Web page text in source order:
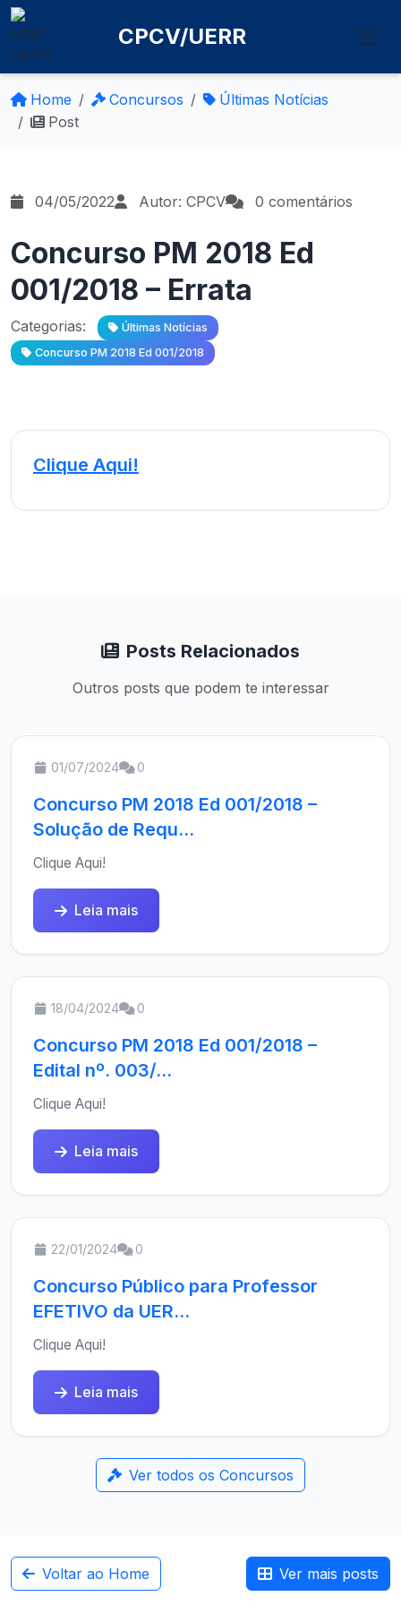
CPCV/UERR
Home Concursos
Últimas Notícias
Post
04/05/2022 Autor: CPCV 0 comentários
Concurso PM 2018 Ed
001/2018 – Errata
Categorias:
Últimas Notícias
Concurso PM 2018 Ed 001/2018
Clique Aqui!
Posts Relacionados
Outros posts que podem te interessar
01/07/2024 0
Concurso PM 2018 Ed 001/2018 –
Solução de Requ...
Clique Aqui!
Leia mais
18/04/2024 0
Concurso PM 2018 Ed 001/2018 –
Edital nº. 003/...
Clique Aqui!
Leia mais
22/01/2024 0
Concurso Público para Professor
EFETIVO da UER...
Clique Aqui!
Leia mais
Ver todos os Concursos
Voltar ao Home Ver mais posts